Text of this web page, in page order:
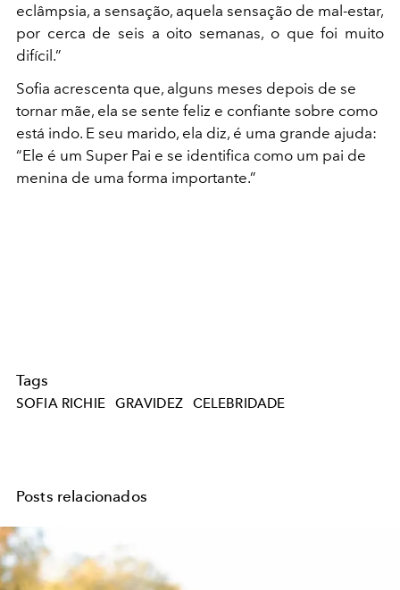
eclâmpsia, a sensação, aquela sensação de mal-estar,
por cerca de seis a oito semanas, o que foi muito
difícil.”
Sofia acrescenta que, alguns meses depois de se
tornar mãe, ela se sente feliz e confiante sobre como
está indo. E seu marido, ela diz, é uma grande ajuda:
“Ele é um Super Pai e se identifica como um pai de
menina de uma forma importante.”
Tags
SOFIA RICHIE GRAVIDEZ CELEBRIDADE
Posts relacionados